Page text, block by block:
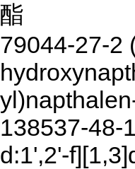
酯
79044-27-2
138537-48-
d:1',2'-